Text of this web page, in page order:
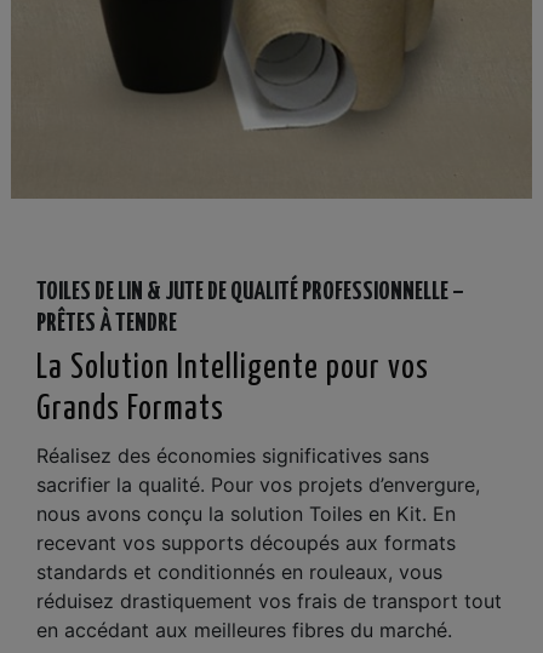
TOILES DE LIN & JUTE DE QUALITÉ PROFESSIONNELLE –
PRÊTES À TENDRE
La Solution Intelligente pour vos
Grands Formats
Réalisez des économies significatives sans
sacrifier la qualité. Pour vos projets d’envergure,
nous avons conçu la solution Toiles en Kit. En
recevant vos supports découpés aux formats
standards et conditionnés en rouleaux, vous
réduisez drastiquement vos frais de transport tout
en accédant aux meilleures fibres du marché.